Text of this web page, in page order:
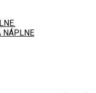
NÁPLNE